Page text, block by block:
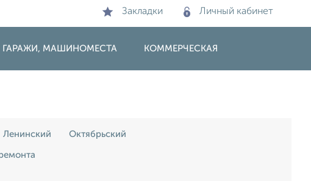
Закладки Личный кабинет
ГАРАЖИ, МАШИНОМЕСТА КОММЕРЧЕСКАЯ
Ленинский Октябрьский